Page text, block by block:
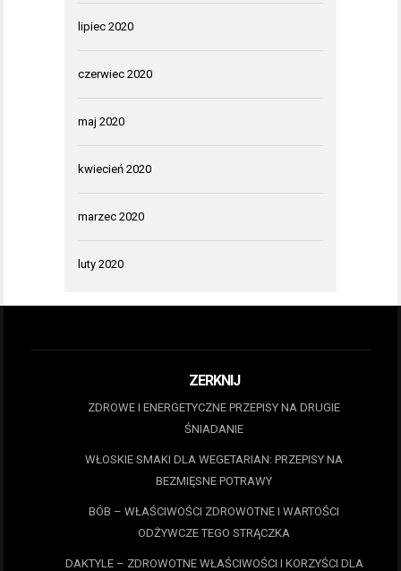
lipiec 2020
czerwiec 2020
maj 2020
kwiecień 2020
marzec 2020
luty 2020
ZERKNIJ
ZDROWE I ENERGETYCZNE PRZEPISY NA DRUGIE
ŚNIADANIE
WŁOSKIE SMAKI DLA WEGETARIAN: PRZEPISY NA
BEZMIĘSNE POTRAWY
BÓB – WŁAŚCIWOŚCI ZDROWOTNE I WARTOŚCI
ODŻYWCZE TEGO STRĄCZKA
DAKTYLE – ZDROWOTNE WŁAŚCIWOŚCI I KORZYŚCI DLA